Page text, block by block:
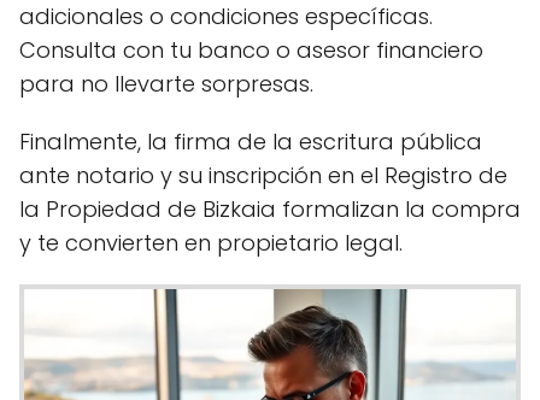
adicionales o condiciones específicas.
Consulta con tu banco o asesor financiero
para no llevarte sorpresas.
Finalmente, la firma de la escritura pública
ante notario y su inscripción en el Registro de
la Propiedad de Bizkaia formalizan la compra
y te convierten en propietario legal.